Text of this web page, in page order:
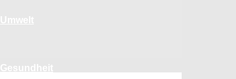
Gesundheit